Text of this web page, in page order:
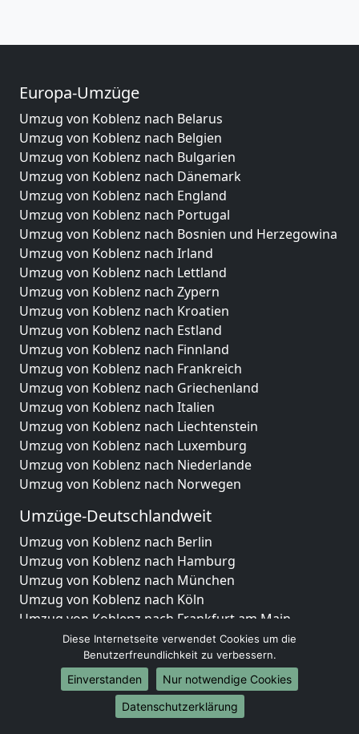
Europa-Umzüge
Umzug von Koblenz nach Belarus
Umzug von Koblenz nach Belgien
Umzug von Koblenz nach Bulgarien
Umzug von Koblenz nach Dänemark
Umzug von Koblenz nach England
Umzug von Koblenz nach Portugal
Umzug von Koblenz nach Bosnien und Herzegowina
Umzug von Koblenz nach Irland
Umzug von Koblenz nach Lettland
Umzug von Koblenz nach Zypern
Umzug von Koblenz nach Kroatien
Umzug von Koblenz nach Estland
Umzug von Koblenz nach Finnland
Umzug von Koblenz nach Frankreich
Umzug von Koblenz nach Griechenland
Umzug von Koblenz nach Italien
Umzug von Koblenz nach Liechtenstein
Umzug von Koblenz nach Luxemburg
Umzug von Koblenz nach Niederlande
Umzug von Koblenz nach Norwegen
Umzüge-Deutschlandweit
Umzug von Koblenz nach Berlin
Umzug von Koblenz nach Hamburg
Umzug von Koblenz nach München
Umzug von Koblenz nach Köln
Umzug von Koblenz nach Frankfurt am Main
Umzug von Koblenz nach Stuttgart
Umzug von Koblenz nach Düsseldorf
Umzug von Koblenz nach Leipzig
Umzug von Koblenz nach Dortmund
Umzug von Koblenz nach Essen
Diese Internetseite verwendet Cookies um die
Benutzerfreundlichkeit zu verbessern.
Einverstanden
Nur notwendige Cookies
Datenschutzerklärung